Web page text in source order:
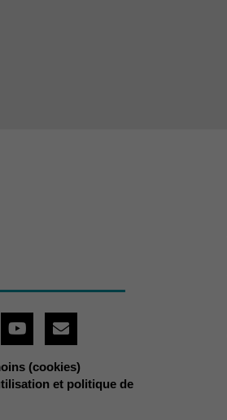
Y
o
t
u
E
n
e
l
(cookies)
et politique de